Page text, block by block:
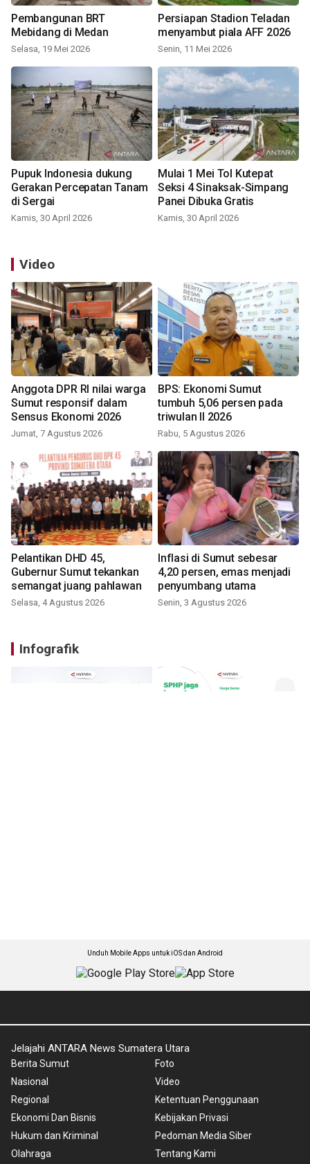
Pembangunan BRT
Mebidang di Medan
Selasa, 19 Mei 2026
Persiapan Stadion Teladan
menyambut piala AFF 2026
Senin, 11 Mei 2026
Pupuk Indonesia dukung
Gerakan Percepatan Tanam
di Sergai
Kamis, 30 April 2026
Mulai 1 Mei Tol Kutepat
Seksi 4 Sinaksak-Simpang
Panei Dibuka Gratis
Kamis, 30 April 2026
Video
Anggota DPR RI nilai warga
Sumut responsif dalam
Sensus Ekonomi 2026
Jumat, 7 Agustus 2026
BPS: Ekonomi Sumut
tumbuh 5,06 persen pada
triwulan II 2026
Rabu, 5 Agustus 2026
Pelantikan DHD 45,
Gubernur Sumut tekankan
semangat juang pahlawan
Selasa, 4 Agustus 2026
Inflasi di Sumut sebesar
4,20 persen, emas menjadi
penyumbang utama
Senin, 3 Agustus 2026
Infografik
Unduh Mobile Apps untuk iOS dan Android
Jelajahi ANTARA News Sumatera Utara
Berita Sumut
Nasional
Regional
Ekonomi Dan Bisnis
Hukum dan Kriminal
Olahraga
Foto
Video
Ketentuan Penggunaan
Kebijakan Privasi
Pedoman Media Siber
Tentang Kami